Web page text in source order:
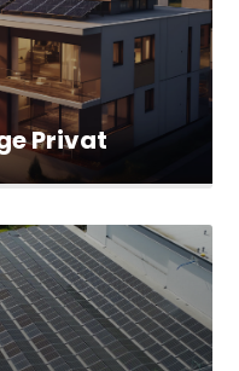
Privat